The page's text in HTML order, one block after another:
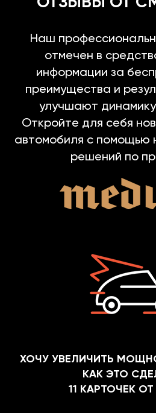
Наш
отмечен в
информации за
преимущества и
улучшают
Откройте для себя
автомобиля с помощью
решений по
ХОЧУ УВЕЛИЧИТЬ
КАК ЭТО
11 КАРТОЧЕК